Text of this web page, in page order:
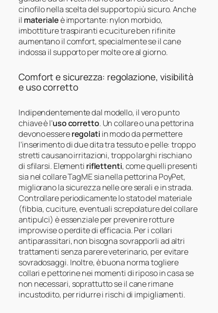
cinofilo nella scelta del supporto più sicuro. Anche
il materialeè importante: nylon morbido,
imbottiture traspiranti e cuciture ben rifinite
aumentano il comfort, specialmente se il cane
indossa il supporto per molte ore al giorno.
Comfort e sicurezza: regolazione, visibilità
e uso corretto
Indipendentemente dal modello, il vero punto
chiave è l’uso corretto. Un collare o una pettorina
devono essereregolati in modo da permettere
l’inserimento di due dita tra tessuto e pelle: troppo
stretti causano irritazioni, troppo larghi rischiano
di sfilarsi. Elementi riflettenti, come quelli presenti
sia nel collare TagME sia nella pettorina PoyPet,
migliorano la sicurezza nelle ore serali e in strada.
Controllare periodicamente lo stato del materiale
(fibbia, cuciture, eventuali screpolature del collare
antipulci) è essenziale per prevenire rotture
improvvise o perdite di efficacia. Per i collari
antiparassitari, non bisogna sovrapporli ad altri
trattamenti senza parere veterinario, per evitare
sovradosaggi. Inoltre, è buona norma togliere
collari e pettorine nei momenti di riposo in casa se
non necessari, soprattutto se il cane rimane
incustodito, per ridurre i rischi di impigliamenti.